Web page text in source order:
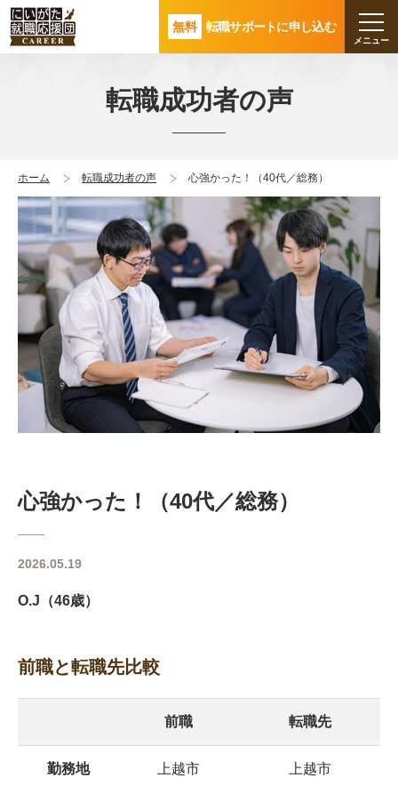
無料 転職サポートに申し込む
転職成功者の声
ホーム 転職成功者の声 心強かった！（40代／総務）
心強かった！（40代／総務）
2026.05.19
O.J（46歳）
前職と転職先比較
前職 転職先
勤務地 上越市 上越市